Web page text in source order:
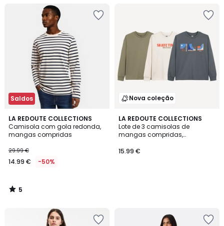
Saldos
LA REDOUTE COLLECTIONS
Camisola com gola redonda,
mangas compridas
29.99 €
14.99 € -50%
5
/
5
5
/
Nova coleção
LA REDOUTE COLLECTIONS
Lote de 3 camisolas de
mangas compridas,
15.99 €